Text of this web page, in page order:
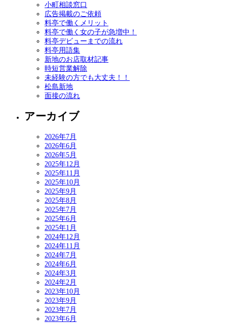
小町相談窓口
広告掲載のご依頼
料亭で働くメリット
料亭で働く女の子が急増中！
料亭デビューまでの流れ
料亭用語集
新地のお店取材記事
時短営業解除
未経験の方でも大丈夫！！
松島新地
面接の流れ
アーカイブ
2026年7月
2026年6月
2026年5月
2025年12月
2025年11月
2025年10月
2025年9月
2025年8月
2025年7月
2025年6月
2025年1月
2024年12月
2024年11月
2024年7月
2024年6月
2024年3月
2024年2月
2023年10月
2023年9月
2023年7月
2023年6月